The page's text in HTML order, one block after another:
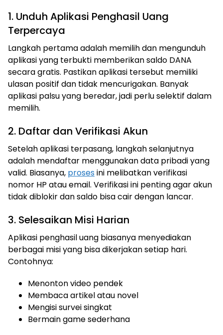
1. Unduh Aplikasi Penghasil Uang
Terpercaya
Langkah pertama adalah memilih dan mengunduh
aplikasi yang terbukti memberikan saldo DANA
secara gratis. Pastikan aplikasi tersebut memiliki
ulasan positif dan tidak mencurigakan. Banyak
aplikasi palsu yang beredar, jadi perlu selektif dalam
memilih.
2. Daftar dan Verifikasi Akun
Setelah aplikasi terpasang, langkah selanjutnya
adalah mendaftar menggunakan data pribadi yang
valid. Biasanya, proses ini melibatkan verifikasi
nomor HP atau email. Verifikasi ini penting agar akun
tidak diblokir dan saldo bisa cair dengan lancar.
3. Selesaikan Misi Harian
Aplikasi penghasil uang biasanya menyediakan
berbagai misi yang bisa dikerjakan setiap hari.
Contohnya:
Menonton video pendek
Membaca artikel atau novel
Mengisi survei singkat
Bermain game sederhana